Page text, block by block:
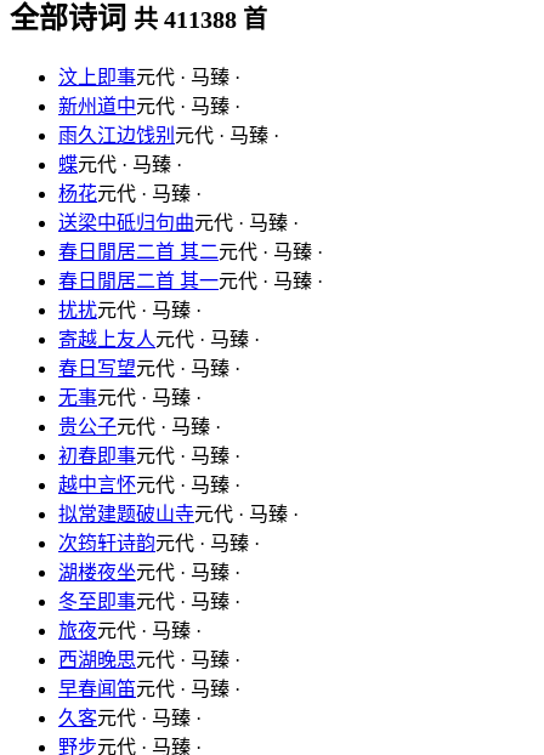
全部诗词 共 411388 首
汶上即事元代 · 马臻 ·
新州道中元代 · 马臻 ·
雨久江边饯别 元代 · 马臻 ·
蝶元代 · 马臻 ·
杨花元代 · 马臻 ·
送梁中砥归句曲元代 · 马臻 ·
春日閒居二首 其二元代 · 马臻 ·
春日閒居二首 其一元代 · 马臻 ·
扰扰元代 · 马臻 ·
寄越上友人元代 · 马臻 ·
春日写望元代 · 马臻 ·
无事元代 · 马臻 ·
贵公子元代 · 马臻 ·
初春即事元代 · 马臻 ·
越中言怀元代 · 马臻 ·
拟常建题破山寺元代 · 马臻 ·
次筠轩诗韵元代 · 马臻 ·
湖楼夜坐元代 · 马臻 ·
冬至即事元代 · 马臻 ·
旅夜元代 · 马臻 ·
西湖晚思元代 · 马臻 ·
早春闻笛元代 · 马臻 ·
久客元代 · 马臻 ·
野步元代 · 马臻 ·